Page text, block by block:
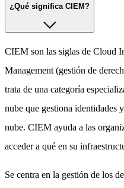
¿Qué significa CIEM?
CIEM son las siglas de Cloud
Management (gestión de
trata de una categoría
nube que gestiona identidades
nube. CIEM ayuda a las
acceder a qué en su
Se centra en la gestión de los